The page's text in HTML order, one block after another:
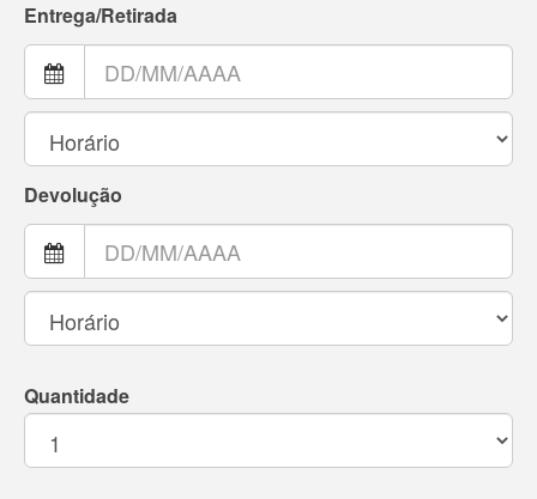
Entrega/Retirada
Devolução
Quantidade